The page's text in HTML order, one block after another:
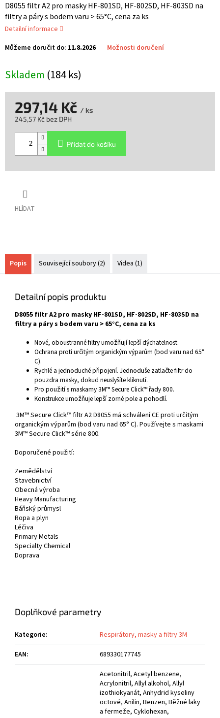
Skladem (184 ks)
Můžeme doručit do: 11.8.2026 Možnosti doručení
D8055 filtr A2 pro masky HF-801SD, HF-802SD, HF-803SD na
filtry a páry s bodem varu > 65°C, cena za ks
Detailní informace
HLÍDAT
297,14 Kč / ks
245,57 Kč bez DPH
Přidat do košíku
Popis Související soubory (2) Videa (1)
Detailní popis produktu
D8055 filtr A2 pro masky HF-801SD, HF-802SD, HF-803SD na
filtry a páry s bodem varu > 65°C, cena za ks
Nové, oboustranné filtry umožňují lepší dýchatelnost.
Ochrana proti určitým organickým výparům (bod varu nad 65°
C).
Rychlé a jednoduché připojení. Jednoduše zatlačte filtr do
pouzdra masky, dokud neuslyšíte kliknutí.
Pro použití s maskamy 3M™ Secure Click™ řady 800.
Konstrukce umožňuje lepší zorné pole a pohodlí.
3M™ Secure Click™ filtr A2 D8055 má schválení CE proti určitým
organickým výparům (bod varu nad 65° C). Používejte s maskami
3M™ Secure Click™ série 800.
Doporučené použití:
Zemědělství
Stavebnictví
Obecná výroba
Heavy Manufacturing
Báňský průmysl
Ropa a plyn
Léčiva
Primary Metals
Specialty Chemical
Doprava
Doplňkové parametry
Kategorie:
Respirátory, masky a filtry 3M
EAN:
689330177745
Acetonitril, Acetyl benzene,
Acrylonitril, Allyl alkohol, Allyl
izothiokyanát, Anhydrid kyseliny
octové, Anilin, Benzen, Běžné laky
a fermeže, Cyklohexan,